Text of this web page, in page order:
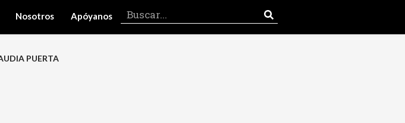
Nosotros Apóyanos
PUERTA